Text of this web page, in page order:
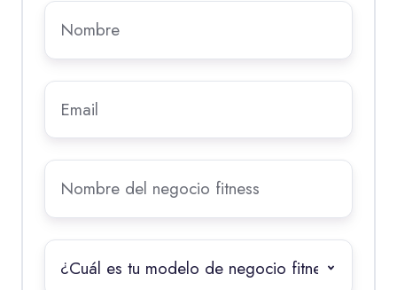
Nombre
Email
Nombre
del
negocio
fitness
¿Cuál